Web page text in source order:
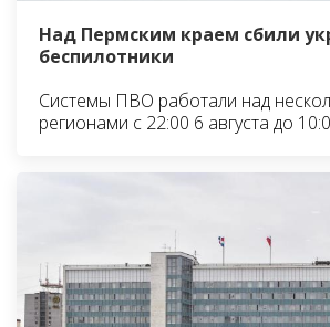
Над Пермским краем сбили
беспилотники
Системы ПВО работали над
регионами с 22:00 6 августа до